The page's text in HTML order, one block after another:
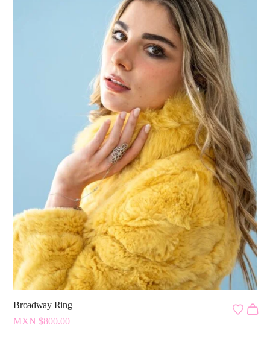
Broadway Ring
MXN $800.00